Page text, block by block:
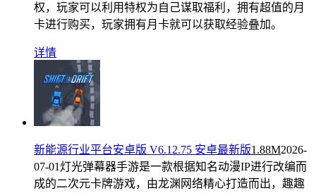
权，玩家可以利用特权为自己谋取福利，拥有超值的月
卡进行购买，玩家拥有月卡就可以获取经验叠加。
详情
新能源行业平台安卓版 V6.12.75 安卓最新版1.88M2026-
07-01 灯光弹幕器手游是一款根据知名动漫IP进行改编而
成的二次元卡牌游戏，由龙渊网络精心打造而出，趣趣